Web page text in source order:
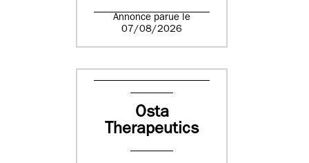
Annonce parue le
07/08/2026
Osta
Therapeutics